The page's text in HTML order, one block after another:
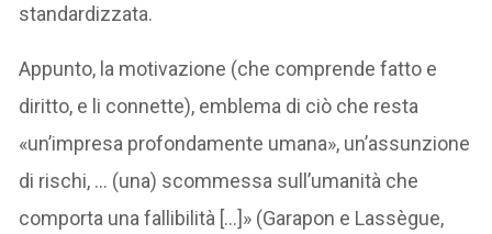
standardizzata.
Appunto, la motivazione (che comprende fatto e
diritto, e li connette), emblema di ciò che resta
«un’impresa profondamente umana», un’assunzione
di rischi, … (una) scommessa sull’umanità che
comporta una fallibilità […]» (Garapon e Lassègue,